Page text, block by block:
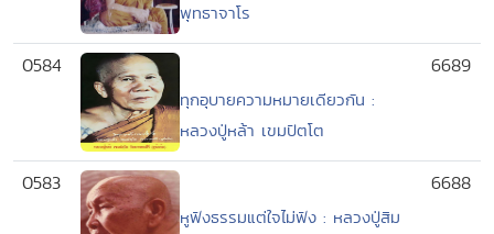
พุทธาจาโร
0584
ทุกอุบายความหมายเดียวกัน :
หลวงปู่หล้า เขมปัตโต
6689
0583
หูฟังธรรมแต่ใจไม่ฟัง : หลวงปู่สิม
6688